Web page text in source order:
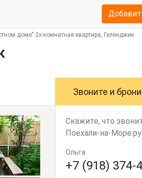
доме" 2х-комнатная квартира, Геленджик
Звоните и
Скажите, что
Поехали-на-
Ольга
+7 (918) 374-